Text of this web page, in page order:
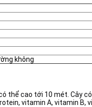
không
thể cao tới 10 mét.
vitamin A, vitamin